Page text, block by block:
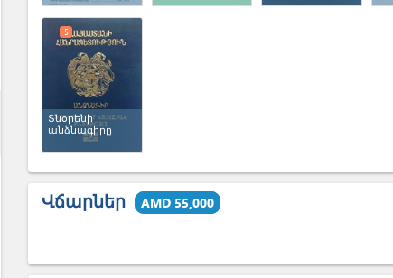
Տնօրենի
անձնագիրը
5
Վճարներ AMD 55,000